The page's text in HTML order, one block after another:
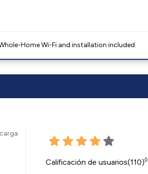
Home Wi-Fi and installation included.
Calificación de usuarios(110)◊